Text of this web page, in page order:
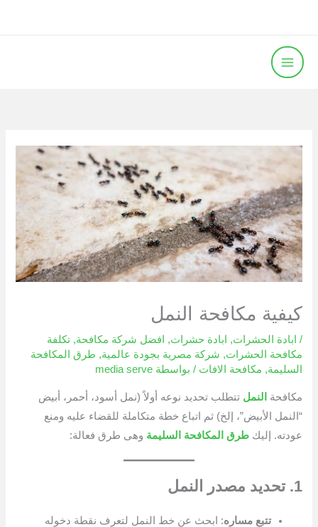
المحتوى
كيفية مكافحة النمل
/ ابادة الحشرات, ابادة حشرات, افضل شركة مكافحة,تكلفة
مكافحة الحشرات, شركة مصرية بجودة عالمية, طرق المكافحة
السليمة, مكافحة الافات / بواسطة media serve
مكافحة النمل تتطلب تحديد نوعه أولاً (نمل أسود، أحمر، أبيض
“النمل الأبيض”، إلخ) ثم اتباع خطة متكاملة للقضاء عليه ومنع
عودته. إليكطرق المكافحة السليمة وهى طرق فعالة:
1. تحديد مصدر النمل
تتبع مساره: ابحث عن خط النمل لتعرف نقطة دخوله